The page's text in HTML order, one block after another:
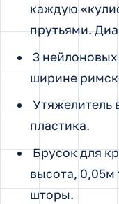
каждую
прутьями.
3
ширине
Утяжелитель
пластика.
Брусок для
высота,
шторы.